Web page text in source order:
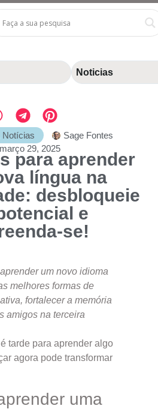
Noticias
Notícias
Sage Fontes
março 29, 2025
para aprender
língua na
desbloqueie
e
se!
um novo idioma
melhores formas de
fortalecer a memória
amigos na terceira
tarde para aprender algo
agora pode transformar
uma